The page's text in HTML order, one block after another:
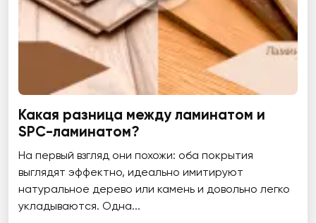
Какая разница между ламинатом и
SPC-ламинатом?
На первый взгляд они похожи: оба покрытия
выглядят эффектно, идеально имитируют
натуральное дерево или камень и довольно легко
укладываются. Одна...